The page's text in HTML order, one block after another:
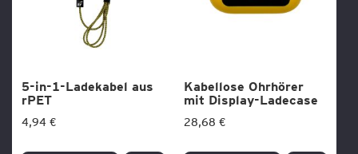
5-in-1-Ladekabel aus
rPET
4,94 €
Kabellose Ohrhörer
mit Display-Ladecase
28,68 €